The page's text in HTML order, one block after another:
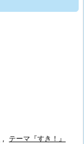
, テーマ『すき！』